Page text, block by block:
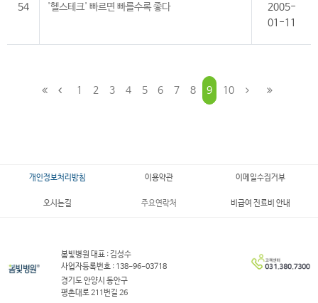
54 '헬스테크' 빠르면 빠를수록 좋다
2005-
01-11
1 2 3 4 5 6 7 8 9 10
개인정보처리방침 이용약관 이메일수집거부
오시는길 주요연락처 비급여 진료비 안내
봄빛병원 대표 : 김성수
사업자등록번호 : 138-96-03718
경기도 안양시 동안구
평촌대로 211번길 26